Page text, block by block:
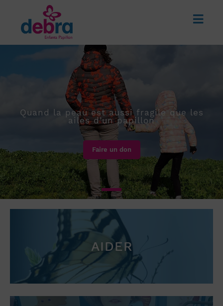
Quand la peau est aussi fragile que les
ailes d’un papillon
Faire un don
AIDER